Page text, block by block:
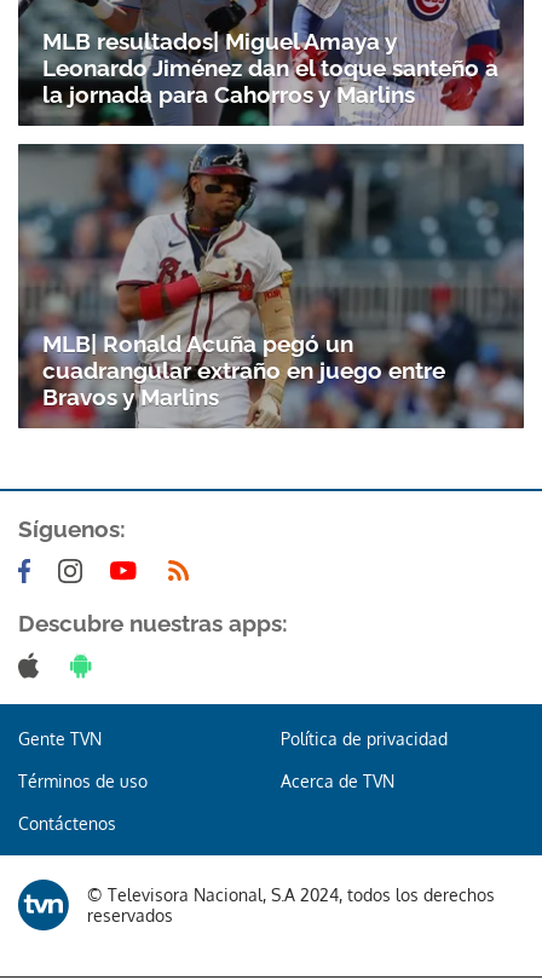
MLB resultados| Miguel Amaya y
Leonardo Jiménez dan el toque santeño a
la jornada para Cahorros y Marlins
MLB| Ronald Acuña pegó un
cuadrangular extraño en juego entre
Bravos y Marlins
Síguenos:
Descubre nuestras apps:
Gente TVN Política de privacidad
Términos de uso Acerca de TVN
Contáctenos
© Televisora Nacional, S.A 2024, todos los derechos
reservados